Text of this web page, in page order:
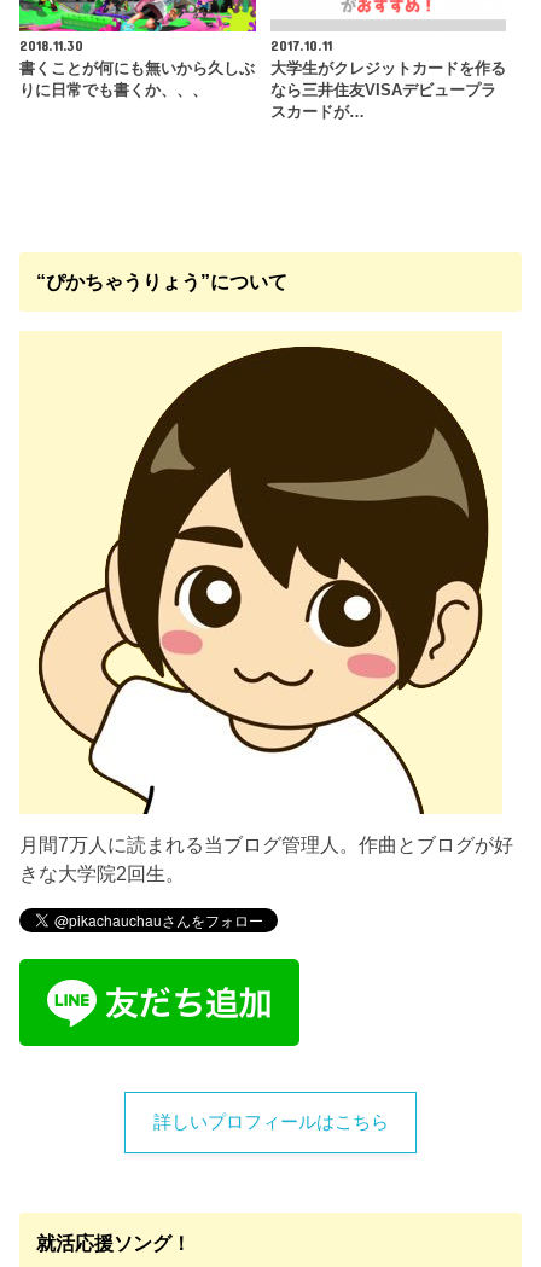
2018.11.30
書くことが何にも無いから久しぶ
りに日常でも書くか、、、
2017.10.11
大学生がクレジットカードを作る
なら三井住友VISAデビュープラ
スカードが…
“ぴかちゃうりょう”について
月間7万人に読まれる当ブログ管理人。作曲とブログが好
きな大学院2回生。
詳しいプロフィールはこちら
就活応援ソング！